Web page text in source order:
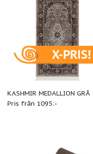
KASHMIR MEDALLION GRÅ
Pris från 1095:-